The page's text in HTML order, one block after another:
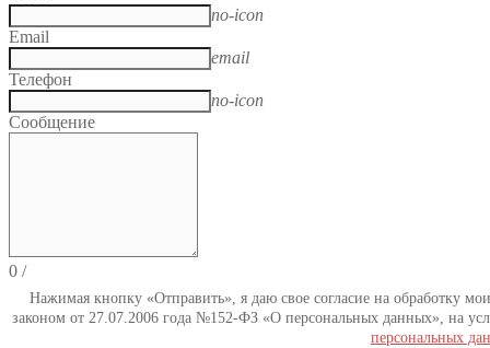
no-icon
Email
email
Телефон
no-icon
Сообщение
0 /
Нажимая кнопку «Отправить», я даю свое согласие на обработку
законом от 27.07.2006 года №152-ФЗ «О персональных данных», на
персональных